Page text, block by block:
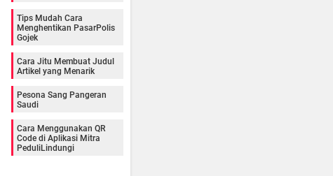
Tips Mudah Cara
Menghentikan PasarPolis
Gojek
Cara Jitu Membuat Judul
Artikel yang Menarik
Pesona Sang Pangeran
Saudi
Cara Menggunakan QR
Code di Aplikasi Mitra
PeduliLindungi